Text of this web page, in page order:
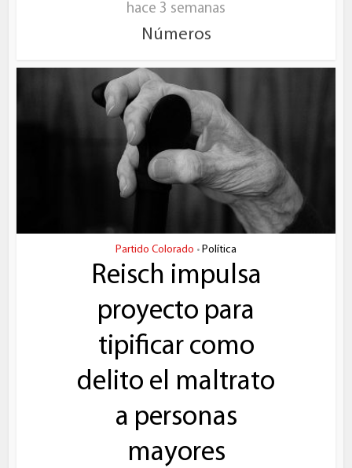
hace 3 semanas
Números
Partido Colorado • Política
Reisch impulsa
proyecto para
tipificar como
delito el maltrato
a personas
mayores